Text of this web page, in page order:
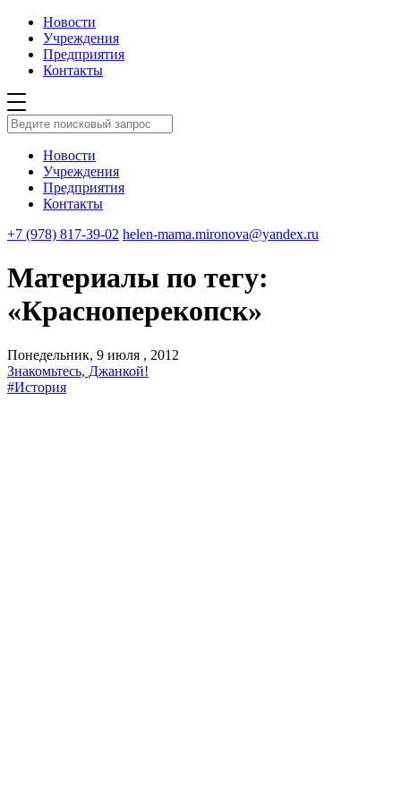
Новости
Учреждения
Предприятия
Контакты
Новости
Учреждения
Предприятия
Контакты
+7 (978) 817-39-02 helen-mama.mironova@yandex.ru
Материалы по тегу:
«Красноперекопск»
Понедельник, 9 июля , 2012
Знакомьтесь, Джанкой!
#История